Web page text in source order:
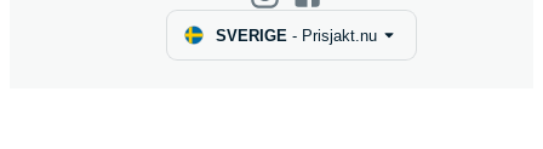
SVERIGE - Prisjakt.nu